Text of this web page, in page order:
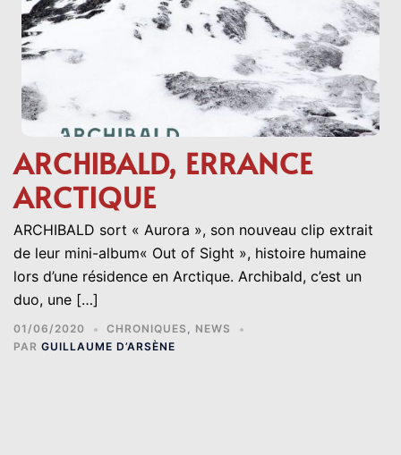
ARCHIBALD, ERRANCE
ARCTIQUE
ARCHIBALD sort « Aurora », son nouveau clip extrait
de leur mini-album« Out of Sight », histoire humaine
lors d’une résidence en Arctique. Archibald, c’est un
duo, une […]
01/06/2020 CHRONIQUES , NEWS
PAR GUILLAUME D’ARSÈNE